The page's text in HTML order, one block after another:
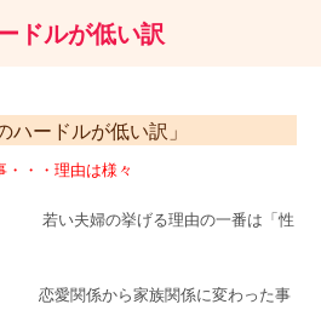
ドルが低い訳
ルが低い訳」
・・理由は様々
る理由の一番は「性
族関係に変わった事